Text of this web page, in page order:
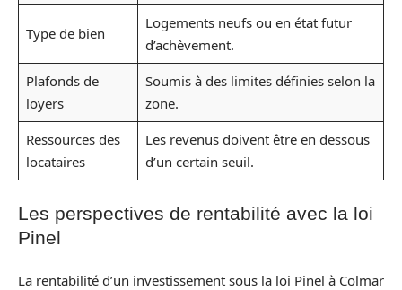
Type de bien
Logements neufs ou en état futur
d’achèvement.
Plafonds de
loyers
Soumis à des limites définies selon la
zone.
Ressources des
locataires
Les revenus doivent être en dessous
d’un certain seuil.
Les perspectives de rentabilité avec la loi
Pinel
La rentabilité d’un investissement sous la loi Pinel à Colmar